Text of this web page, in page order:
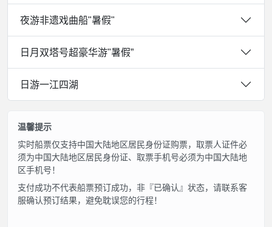
夜游非遗戏曲船"暑假"
日月双塔号超豪华游"暑假”
日游一江四湖
温馨提示
实时船票仅支持中国大陆地区居民身份证购票，取票人证件必
须为中国大陆地区居民身份证、取票手机号必须为中国大陆地
区手机号！
支付成功不代表船票预订成功，非『已确认』状态，请联系客
服确认预订结果，避免耽误您的行程！